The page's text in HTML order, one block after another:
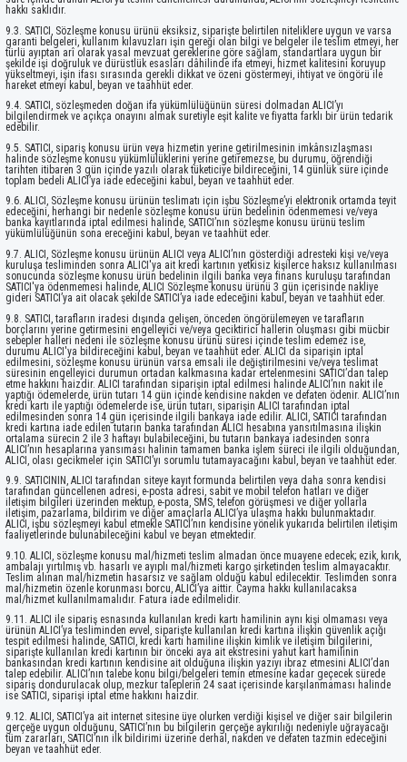
hakkı saklıdır.
9.3. SATICI, Sözleşme konusu ürünü eksiksiz, siparişte belirtilen niteliklere uygun ve varsa
garanti belgeleri, kullanım kılavuzları işin gereği olan bilgi ve belgeler ile teslim etmeyi, her
türlü ayıptan arî olarak yasal mevzuat gereklerine göre sağlam, standartlara uygun bir
şekilde işi doğruluk ve dürüstlük esasları dâhilinde ifa etmeyi, hizmet kalitesini koruyup
yükseltmeyi, işin ifası sırasında gerekli dikkat ve özeni göstermeyi, ihtiyat ve öngörü ile
hareket etmeyi kabul, beyan ve taahhüt eder.
9.4. SATICI, sözleşmeden doğan ifa yükümlülüğünün süresi dolmadan ALICI’yı
bilgilendirmek ve açıkça onayını almak suretiyle eşit kalite ve fiyatta farklı bir ürün tedarik
edebilir.
9.5. SATICI, sipariş konusu ürün veya hizmetin yerine getirilmesinin imkânsızlaşması
halinde sözleşme konusu yükümlülüklerini yerine getiremezse, bu durumu, öğrendiği
tarihten itibaren 3 gün içinde yazılı olarak tüketiciye bildireceğini, 14 günlük süre içinde
toplam bedeli ALICI’ya iade edeceğini kabul, beyan ve taahhüt eder.
9.6. ALICI, Sözleşme konusu ürünün teslimatı için işbu Sözleşme’yi elektronik ortamda teyit
edeceğini, herhangi bir nedenle sözleşme konusu ürün bedelinin ödenmemesi ve/veya
banka kayıtlarında iptal edilmesi halinde, SATICI’nın sözleşme konusu ürünü teslim
yükümlülüğünün sona ereceğini kabul, beyan ve taahhüt eder.
9.7. ALICI, Sözleşme konusu ürünün ALICI veya ALICI’nın gösterdiği adresteki kişi ve/veya
kuruluşa tesliminden sonra ALICI'ya ait kredi kartının yetkisiz kişilerce haksız kullanılması
sonucunda sözleşme konusu ürün bedelinin ilgili banka veya finans kuruluşu tarafından
SATICI'ya ödenmemesi halinde, ALICI Sözleşme konusu ürünü 3 gün içerisinde nakliye
gideri SATICI’ya ait olacak şekilde SATICI’ya iade edeceğini kabul, beyan ve taahhüt eder.
9.8. SATICI, tarafların iradesi dışında gelişen, önceden öngörülemeyen ve tarafların
borçlarını yerine getirmesini engelleyici ve/veya geciktirici hallerin oluşması gibi mücbir
sebepler halleri nedeni ile sözleşme konusu ürünü süresi içinde teslim edemez ise,
durumu ALICI'ya bildireceğini kabul, beyan ve taahhüt eder. ALICI da siparişin iptal
edilmesini, sözleşme konusu ürünün varsa emsali ile değiştirilmesini ve/veya teslimat
süresinin engelleyici durumun ortadan kalkmasına kadar ertelenmesini SATICI’dan talep
etme hakkını haizdir. ALICI tarafından siparişin iptal edilmesi halinde ALICI’nın nakit ile
yaptığı ödemelerde, ürün tutarı 14 gün içinde kendisine nakden ve defaten ödenir. ALICI’nın
kredi kartı ile yaptığı ödemelerde ise, ürün tutarı, siparişin ALICI tarafından iptal
edilmesinden sonra 14 gün içerisinde ilgili bankaya iade edilir. ALICI, SATICI tarafından
kredi kartına iade edilen tutarın banka tarafından ALICI hesabına yansıtılmasına ilişkin
ortalama sürecin 2 ile 3 haftayı bulabileceğini, bu tutarın bankaya iadesinden sonra
ALICI’nın hesaplarına yansıması halinin tamamen banka işlem süreci ile ilgili olduğundan,
ALICI, olası gecikmeler için SATICI’yı sorumlu tutamayacağını kabul, beyan ve taahhüt eder.
9.9. SATICININ, ALICI tarafından siteye kayıt formunda belirtilen veya daha sonra kendisi
tarafından güncellenen adresi, e-posta adresi, sabit ve mobil telefon hatları ve diğer
iletişim bilgileri üzerinden mektup, e-posta, SMS, telefon görüşmesi ve diğer yollarla
iletişim, pazarlama, bildirim ve diğer amaçlarla ALICI’ya ulaşma hakkı bulunmaktadır.
ALICI, işbu sözleşmeyi kabul etmekle SATICI’nın kendisine yönelik yukarıda belirtilen iletişim
faaliyetlerinde bulunabileceğini kabul ve beyan etmektedir.
9.10. ALICI, sözleşme konusu mal/hizmeti teslim almadan önce muayene edecek; ezik, kırık,
ambalajı yırtılmış vb. hasarlı ve ayıplı mal/hizmeti kargo şirketinden teslim almayacaktır.
Teslim alınan mal/hizmetin hasarsız ve sağlam olduğu kabul edilecektir. Teslimden sonra
mal/hizmetin özenle korunması borcu, ALICI’ya aittir. Cayma hakkı kullanılacaksa
mal/hizmet kullanılmamalıdır. Fatura iade edilmelidir.
9.11. ALICI ile sipariş esnasında kullanılan kredi kartı hamilinin aynı kişi olmaması veya
ürünün ALICI’ya tesliminden evvel, siparişte kullanılan kredi kartına ilişkin güvenlik açığı
tespit edilmesi halinde, SATICI, kredi kartı hamiline ilişkin kimlik ve iletişim bilgilerini,
siparişte kullanılan kredi kartının bir önceki aya ait ekstresini yahut kart hamilinin
bankasından kredi kartının kendisine ait olduğuna ilişkin yazıyı ibraz etmesini ALICI’dan
talep edebilir. ALICI’nın talebe konu bilgi/belgeleri temin etmesine kadar geçecek sürede
sipariş dondurulacak olup, mezkur taleplerin 24 saat içerisinde karşılanmaması halinde
ise SATICI, siparişi iptal etme hakkını haizdir.
9.12. ALICI, SATICI’ya ait internet sitesine üye olurken verdiği kişisel ve diğer sair bilgilerin
gerçeğe uygun olduğunu, SATICI’nın bu bilgilerin gerçeğe aykırılığı nedeniyle uğrayacağı
tüm zararları, SATICI’nın ilk bildirimi üzerine derhal, nakden ve defaten tazmin edeceğini
beyan ve taahhüt eder.